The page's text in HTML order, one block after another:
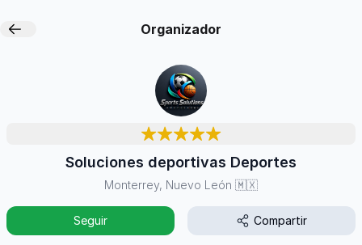
Organizador
Soluciones deportivas Deportes
Monterrey, Nuevo León 🇲🇽
Seguir Compartir